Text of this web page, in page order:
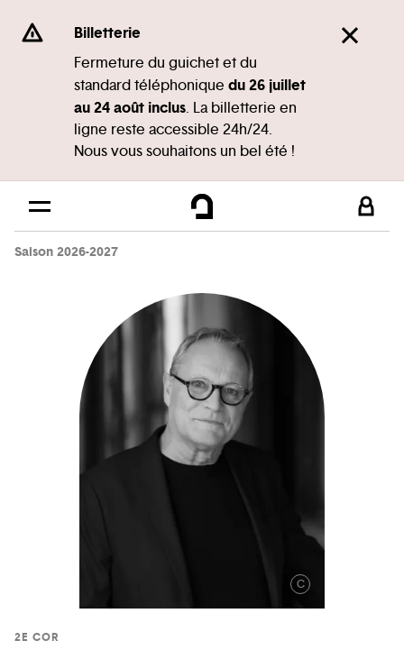
Se rendre au
Contenu principal
Pied de page
Billetterie
Fermeture du guichet et du
standard téléphonique du 26 juillet
au 24 août inclus. La billetterie en
ligne reste accessible 24h/24.
Nous vous souhaitons un bel été !
Saison 2026-2027
2E COR
C